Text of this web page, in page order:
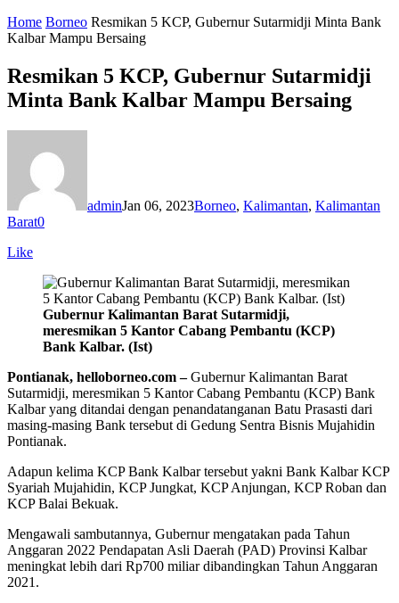
Home Borneo Resmikan 5 KCP, Gubernur Sutarmidji Minta Bank
Kalbar Mampu Bersaing
Resmikan 5 KCP, Gubernur Sutarmidji
Minta Bank Kalbar Mampu Bersaing
adminJan 06, 2023Borneo, Kalimantan, Kalimantan
Barat0
Like
Gubernur Kalimantan Barat Sutarmidji,
meresmikan 5 Kantor Cabang Pembantu (KCP)
Bank Kalbar. (Ist)
Pontianak, helloborneo.com –Gubernur Kalimantan Barat
Sutarmidji, meresmikan 5 Kantor Cabang Pembantu (KCP) Bank
Kalbar yang ditandai dengan penandatanganan Batu Prasasti dari
masing-masing Bank tersebut di Gedung Sentra Bisnis Mujahidin
Pontianak.
Adapun kelima KCP Bank Kalbar tersebut yakni Bank Kalbar KCP
Syariah Mujahidin, KCP Jungkat, KCP Anjungan, KCP Roban dan
KCP Balai Bekuak.
Mengawali sambutannya, Gubernur mengatakan pada Tahun
Anggaran 2022 Pendapatan Asli Daerah (PAD) Provinsi Kalbar
meningkat lebih dari Rp700 miliar dibandingkan Tahun Anggaran
2021.